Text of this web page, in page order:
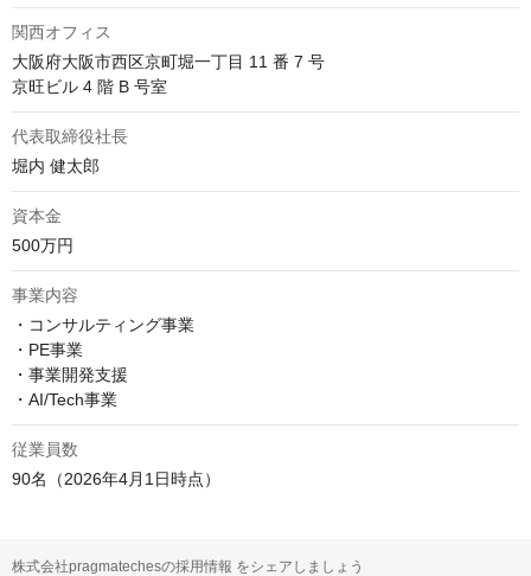
関西オフィス
大阪府大阪市西区京町堀一丁目 11 番 7 号
京旺ビル 4 階 B 号室
代表取締役社長
堀内 健太郎
資本金
500万円
事業内容
・コンサルティング事業
・PE事業
・事業開発支援
従業員数
90名（2026年4月1日時点）
株式会社pragmatechesの採用情報 をシェアしましょう